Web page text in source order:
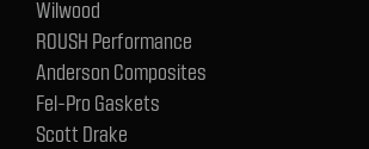
Wilwood
ROUSH Performance
Anderson Composites
Fel-Pro Gaskets
Scott Drake